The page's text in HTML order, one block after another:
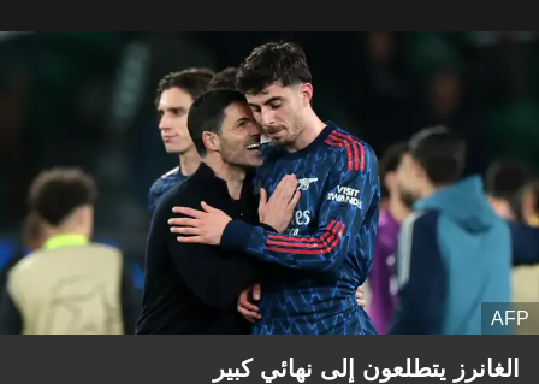
AFP
الغانرز يتطلعون إلى نهائي كبير